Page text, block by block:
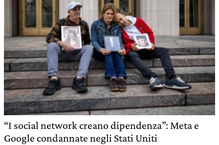
“I social network creano dipendenza”: Meta e
Google condannate negli Stati Uniti